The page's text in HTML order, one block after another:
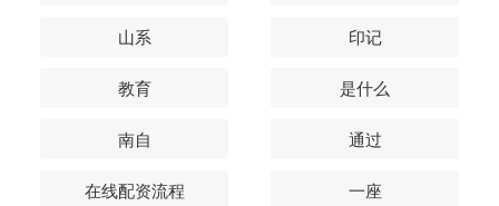
山系 印记
教育 是什么
南自 通过
在线配资流程 一座